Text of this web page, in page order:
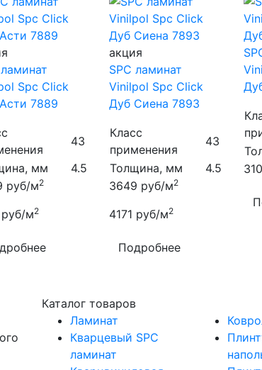
Spc Click
7889
43
мм
4.5
руб/м2
руб/м2
акция
SPC ламинат
Vinilpol Spc Click
Дуб Сиена 7893
Класс
применения
43
Толщина, мм
4.5
3649 руб/м2
4171 руб/м2
Подробнее
Каталог товаров
Ламинат
Кварцевый SPC
ламинат